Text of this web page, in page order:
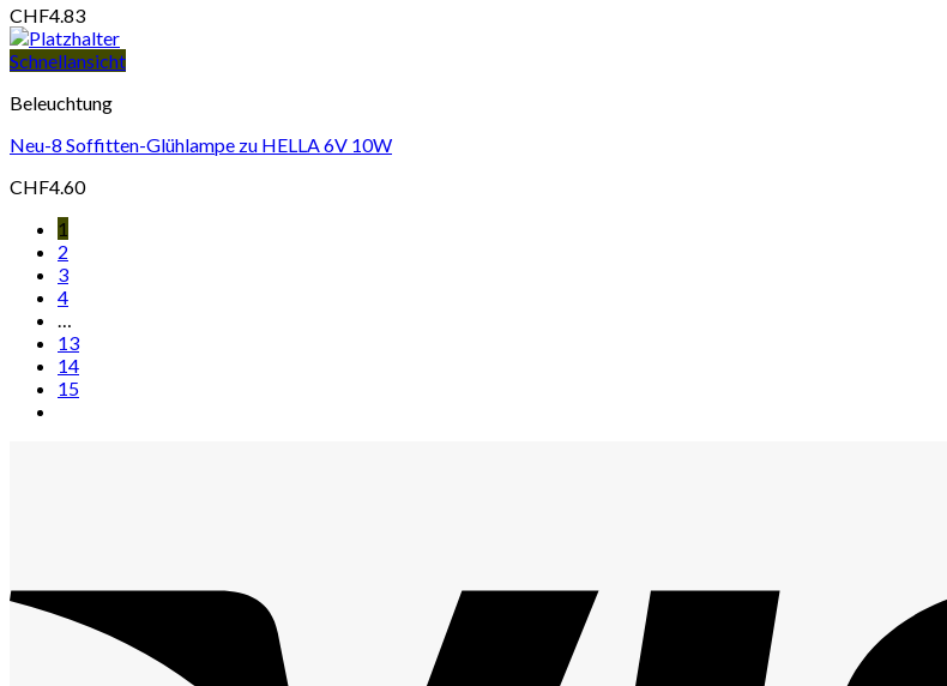
CHF4.83
Schnellansicht
Beleuchtung
Neu-8 Soffitten-Glühlampe zu HELLA 6V 10W
CHF4.60
1
2
3
4
…
13
14
15